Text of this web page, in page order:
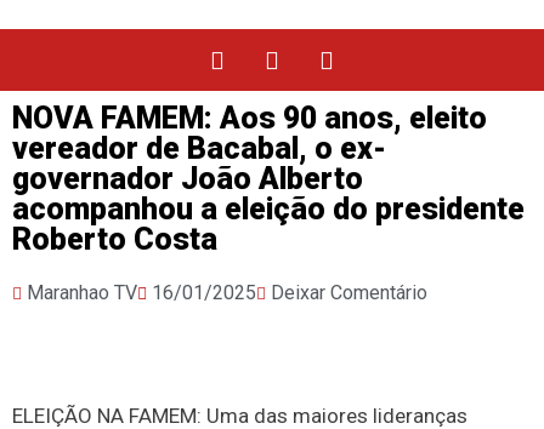
NOVA FAMEM: Aos 90 anos, eleito
vereador de Bacabal, o ex-
governador João Alberto
acompanhou a eleição do presidente
Roberto Costa
Maranhao TV 16/01/2025 Deixar Comentário
ELEIÇÃO NA FAMEM: Uma das maiores lideranças